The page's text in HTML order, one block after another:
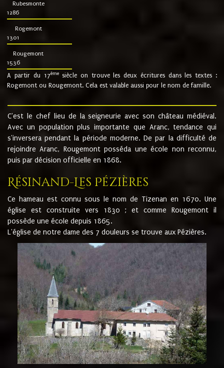
Rubesmonte
1286
Rogemont
1301
Rougemont
1536
A partir du 17ème siècle on trouve les deux écritures dans les textes :
Rogemont ou Rougemont. Cela est valable aussi pour le nom de famille.
C'est le chef lieu de la seigneurie avec son château médiéval.
Avec un population plus importante que Aranc, tendance qui
s'inversera pendant la période moderne. De par la difficulté de
rejoindre Aranc, Rougemont posséda une école non reconnu,
puis par décision officielle en 1868.
Résinand-Les Pézières
Ce hameau est connu sous le nom de Tizenan en 1670. Une
église est construite vers 1830 ; et comme Rougemont il
possède une école depuis 1865.
L'église de notre dame des 7 douleurs se trouve aux Pézières.